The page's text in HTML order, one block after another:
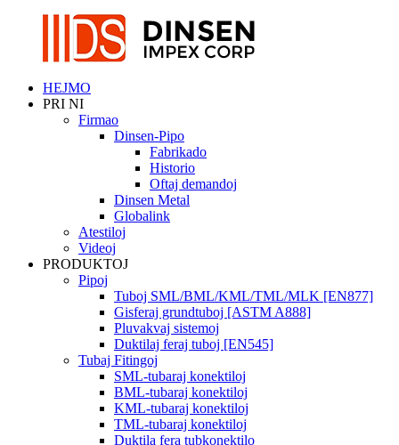
HEJMO
PRI NI
Firmao
Dinsen-Pipo
Fabrikado
Historio
Oftaj demandoj
Dinsen Metal
Globalink
Atestiloj
Videoj
PRODUKTOJ
Pipoj
Tuboj SML/BML/KML/TML/MLK [EN877]
Gisferaj grundtuboj [ASTM A888]
Pluvakvaj sistemoj
Duktilaj feraj tuboj [EN545]
Tubaj Fitingoj
SML-tubaraj konektiloj
BML-tubaraj konektiloj
KML-tubaraj konektiloj
TML-tubaraj konektiloj
Duktila fera tubkonektilo